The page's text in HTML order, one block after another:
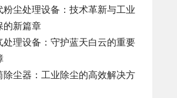
粉尘处理设备：技术革新与工业
的新篇章
处理设备：守护蓝天白云的重要
除尘器：工业除尘的高效解决方